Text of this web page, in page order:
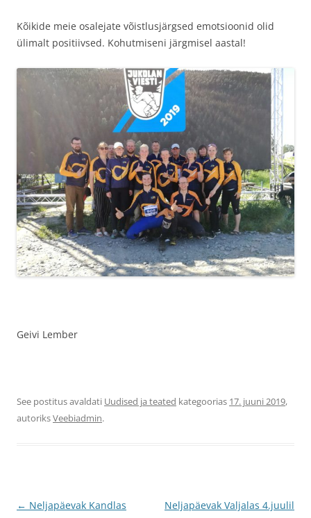
Kõikide meie osalejate võistlusjärgsed emotsioonid olid
ülimalt positiivsed. Kohutmiseni järgmisel aastal!
Geivi Lember
See postitus avaldati Uudised ja teated kategoorias 17. juuni 2019,
autoriksVeebiadmin.
Postituste
← Neljapäevak Kandlas
Neljapäevak Valjalas 4.juulil